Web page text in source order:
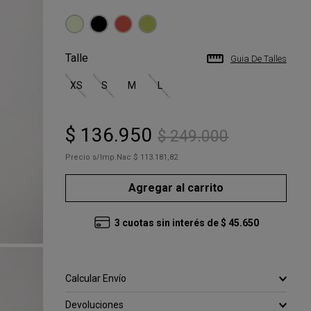
Talle
XS S M L
Guia De Talles
$ 136.950 $ 249.000
Precio s/Imp.Nac $ 113.181,82
Agregar al carrito
3 cuotas sin interés de $ 45.650
Calcular Envío
Devoluciones